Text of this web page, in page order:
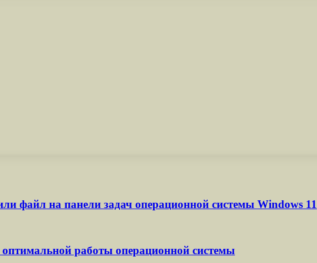
файл на панели задач операционной системы Windows 11
работы операционной системы